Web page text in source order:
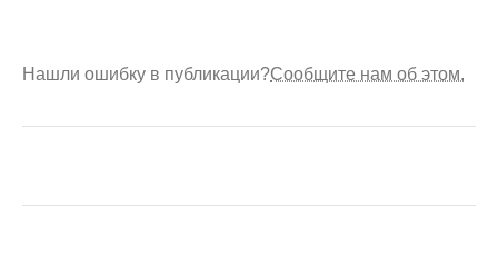
Нашли ошибку в публикации?Сообщите нам об этом.